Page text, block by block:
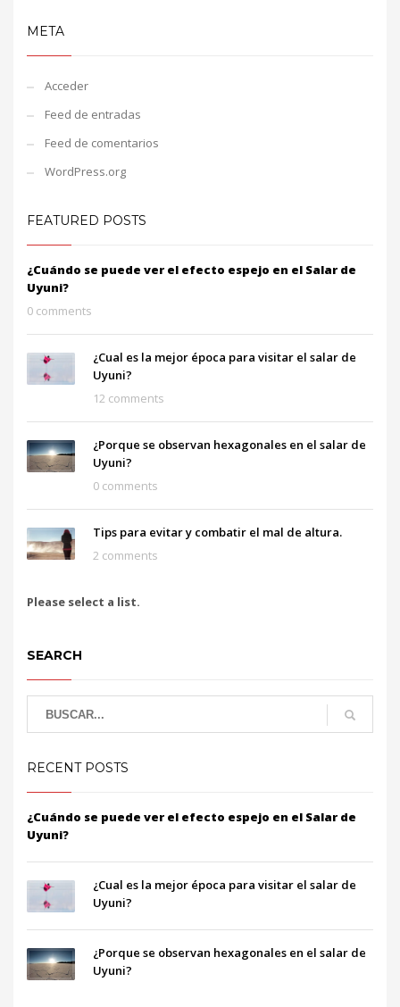
META
Acceder
Feed de entradas
Feed de comentarios
WordPress.org
FEATURED POSTS
¿Cuándo se puede ver el efecto espejo en el Salar de
Uyuni?
0 comments
¿Cual es la mejor época para visitar el salar de
Uyuni?
12 comments
¿Porque se observan hexagonales en el salar de
Uyuni?
0 comments
Tips para evitar y combatir el mal de altura.
2 comments
Please select a list.
SEARCH
RECENT POSTS
¿Cuándo se puede ver el efecto espejo en el Salar de
Uyuni?
¿Cual es la mejor época para visitar el salar de
Uyuni?
¿Porque se observan hexagonales en el salar de
Uyuni?